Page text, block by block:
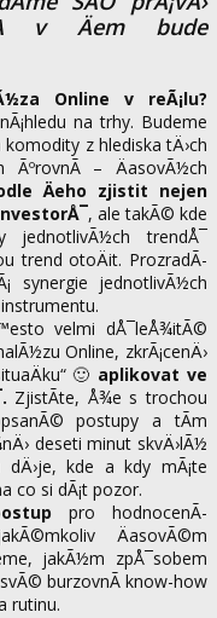
A v Äem bude
Online v reÃ¡lu?
na trhy. Budeme
z hlediska tÄ›ch
ÃºrovnÃ­ – ÄasovÃ½ch
Äeho zjistit nejen
, ale takÃ© kde
jednotlivÃ½ch trendÅ¯
trend otoÄit. ProzradÃ­
synergie jednotlivÃ½ch
velmi dÅ¯leÅ¾itÃ©
Online, zkrÃ¡cenÄ›
🙂 aplikovat ve
ZjistÃ­te, Å¾e s trochou
postupy a tÃ­m
deseti minut skvÄ›lÃ½
kde a kdy mÃ¡te
co si dÃ¡t pozor.
pro hodnocenÃ­
ÄasovÃ©m
jakÃ½m zpÅ¯sobem
burzovnÃ­ know-how
rutinu.